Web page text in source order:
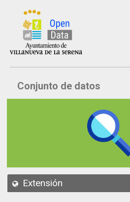
Inicio
Datos
API
Conjunto de datos
Extensión